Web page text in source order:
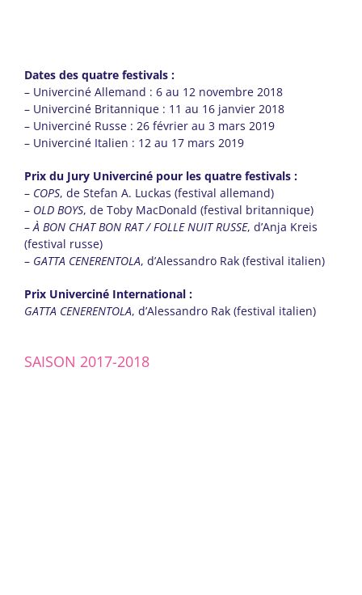
Dates des quatre festivals :
– Univerciné Allemand : 6 au 12 novembre 2018
– Univerciné Britannique : 11 au 16 janvier 2018
– Univerciné Russe : 26 février au 3 mars 2019
– Univerciné Italien : 12 au 17 mars 2019
Prix du Jury Univerciné pour les quatre festivals :
– COPS, de Stefan A. Luckas (festival allemand)
– OLD BOYS, de Toby MacDonald (festival britannique)
–À BON CHAT BON RAT / FOLLE NUIT RUSSE, d’Anja Kreis
(festival russe)
– GATTA CENERENTOLA, d’Alessandro Rak (festival italien)
Prix Univerciné International :
GATTA CENERENTOLA, d’Alessandro Rak (festival italien)
SAISON 2017-2018